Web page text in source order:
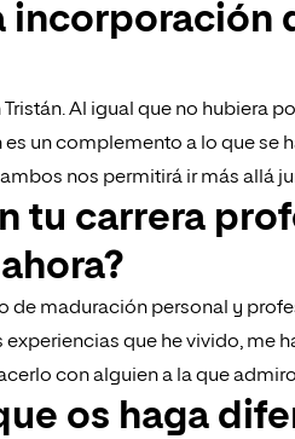
incorporación
Al igual que no hubiera
un complemento a lo que se
nos permitirá ir más allá
tu carrera
de maduración personal y
experiencias que he vivido, me
con alguien a la que
os haga